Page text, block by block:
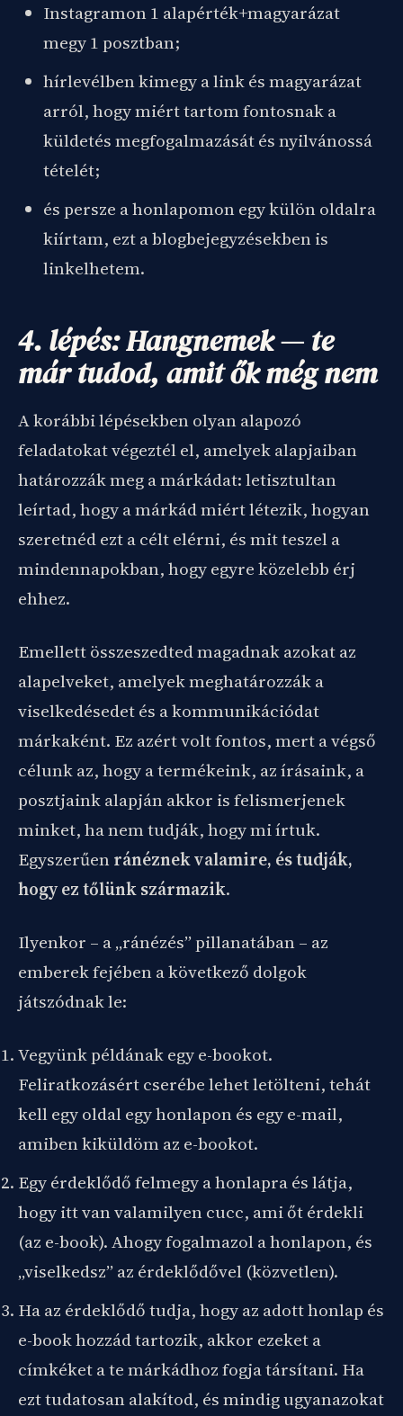
Instagramon 1 alapérték+magyarázat
megy 1 posztban;
hírlevélben kimegy a link és magyarázat
arról, hogy miért tartom fontosnak a
küldetés megfogalmazását és nyilvánossá
tételét;
és persze a honlapomon egy külön oldalra
kiírtam, ezt a blogbejegyzésekben is
linkelhetem.
4. lépés: Hangnemek — te
már tudod, amit ők még nem
A korábbi lépésekben olyan alapozó
feladatokat végeztél el, amelyek alapjaiban
határozzák meg a márkádat: letisztultan
leírtad, hogy a márkád miért létezik, hogyan
szeretnéd ezt a célt elérni, és mit teszel a
mindennapokban, hogy egyre közelebb érj
ehhez.
Emellett összeszedted magadnak azokat az
alapelveket, amelyek meghatározzák a
viselkedésedet és a kommunikációdat
márkaként. Ez azért volt fontos, mert a végső
célunk az, hogy a termékeink, az írásaink, a
posztjaink alapján akkor is felismerjenek
minket, ha nem tudják, hogy mi írtuk.
Egyszerűenránéznek valamire, és tudják,
hogy ez tőlünk származik.
Ilyenkor – a „ránézés” pillanatában – az
emberek fejében a következő dolgok
játszódnak le:
Vegyünk példának egy e-bookot.
Feliratkozásért cserébe lehet letölteni, tehát
kell egy oldal egy honlapon és egy e-mail,
amiben kiküldöm az e-bookot.
Egy érdeklődő felmegy a honlapra és látja,
hogy itt van valamilyen cucc, ami őt érdekli
(az e-book). Ahogy fogalmazol a honlapon, és
„viselkedsz” az érdeklődővel (közvetlen).
Ha az érdeklődő tudja, hogy az adott honlap és
e-book hozzád tartozik, akkor ezeket a
címkéket a te márkádhoz fogja társítani. Ha
ezt tudatosan alakítod, és mindig ugyanazokat